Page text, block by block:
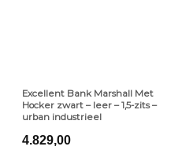
Excellent Bank Marshall Met
Hocker zwart – leer – 1,5-zits –
urban industrieel
4.829,00